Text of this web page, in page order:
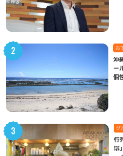
お
沖
ー
個
グ
行
琲